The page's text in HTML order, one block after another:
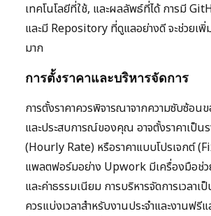
เทคโนโลยีที่ใช้, และผลลัพธ์ที่ได้ การมี
และมี Repository ที่ดูแลอย่างดี จะช่วยเพิ่
มาก
การตั้งราคาและบริหารจัดการ
การตั้งราคาควรพิจารณาจากความซับซ้อนข
และประสบการณ์ของคุณ อาจตั้งราคาเป็นร
(Hourly Rate) หรือราคาแบบโปรเจกต์
แพลตฟอร์มอย่าง Upwork มีเครื่องมือช่
และค่าธรรมเนียม การบริหารจัดการเวลา
ควรแบ่งเวลาสำหรับงานประจำและงานฟรี